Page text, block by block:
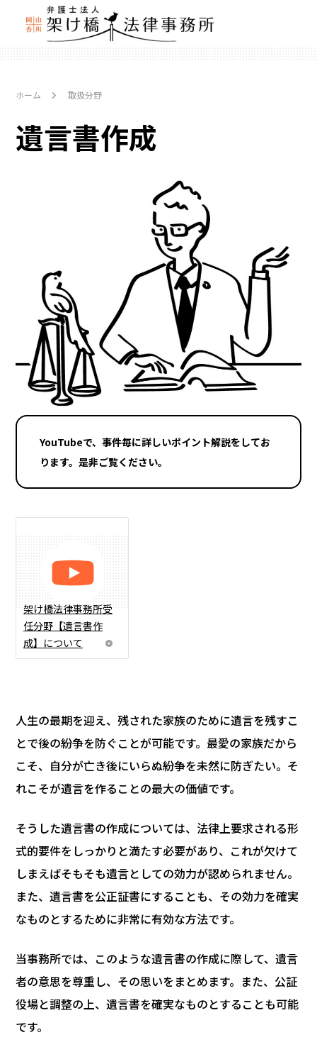
ホーム 取扱分野
遺言書作成
YouTubeで、事件毎に詳しいポイント解説をしてお
ります。是非ご覧ください。
架け橋法律事務所受
任分野【遺言書作
成】について
人生の最期を迎え、残された家族のために遺言を残すこ
とで後の紛争を防ぐことが可能です。最愛の家族だから
こそ、自分が亡き後にいらぬ紛争を未然に防ぎたい。そ
れこそが遺言を作ることの最大の価値です。
そうした遺言書の作成については、法律上要求される形
式的要件をしっかりと満たす必要があり、これが欠けて
しまえばそもそも遺言としての効力が認められません。
また、遺言書を公正証書にすることも、その効力を確実
なものとするために非常に有効な方法です。
当事務所では、このような遺言書の作成に際して、遺言
者の意思を尊重し、その思いをまとめます。また、公証
役場と調整の上、遺言書を確実なものとすることも可能
です。